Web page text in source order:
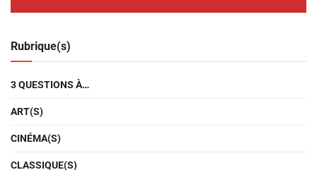
Rubrique(s)
3 QUESTIONS À…
ART(S)
CINÉMA(S)
CLASSIQUE(S)